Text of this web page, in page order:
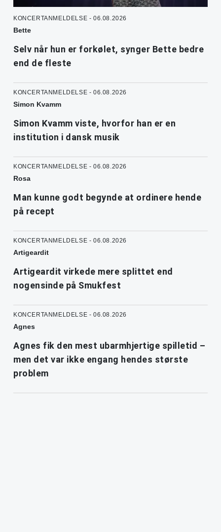
KONCERTANMELDELSE - 06.08.2026
Bette
Selv når hun er forkølet, synger Bette bedre
end de fleste
KONCERTANMELDELSE - 06.08.2026
Simon Kvamm
Simon Kvamm viste, hvorfor han er en
institution i dansk musik
KONCERTANMELDELSE - 06.08.2026
Rosa
Man kunne godt begynde at ordinere hende
på recept
KONCERTANMELDELSE - 06.08.2026
Artigeardit
Artigeardit virkede mere splittet end
nogensinde på Smukfest
KONCERTANMELDELSE - 06.08.2026
Agnes
Agnes fik den mest ubarmhjertige spilletid –
men det var ikke engang hendes største
problem